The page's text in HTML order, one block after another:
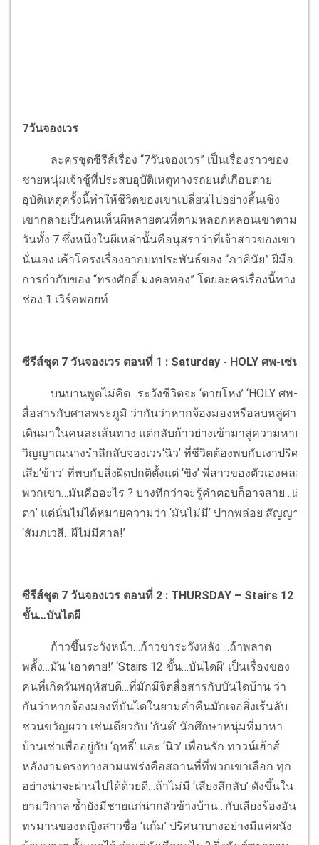
7วันจองเวร
ละครชุดซีรีส์เรื่อง “7วันจองเวร” เป็นเรื่องราวของ
ชายหนุ่มเจ้าชู้ที่ประสบอุบัติเหตุทางรถยนต์เกือบตาย
อุบัติเหตุครั้งนี้ทำให้ชีวิตของเขาเปลี่ยนไปอย่างสิ้นเชิง
เขากลายเป็นคนเห็นผีหลายตนที่ตามหลอกหลอนเขาตาม
วันทั้ง 7 ซึ่งหนึ่งในผีเหล่านั้นคือนุสราว่าที่เจ้าสาวของเขา
นั่นเอง เค้าโครงเรื่องจากบทประพันธ์ของ “ภาคินัย” ฝีมือ
การกำกับของ “ทรงศักดิ์ มงคลทอง” โดยละครเรื่องนี้ทาง
ช่อง 1 เวิร์คพอยท์
ซีรีส์ชุด 7 วันจองเวร ตอนที่ 1 : Saturday - HOLY ศพ-เซ่น-ศ
บนบานพูดไม่คิด…ระวังชีวิตจะ ‘ตายโหง’ ‘HOLY ศพ-เซ่น
สื่อสารกับศาลพระภูมิ ว่ากันว่าหากจ้องมองหรือลบหลู่ศาลพ
เดินมาในคนละเส้นทาง แต่กลับก้าวย่างเข้ามาสู่ความหายนะ
วิญญาณนางรำลึกลับจองเวร‘นิว’ ที่ชีวิตต้องพบกับเงาปริศน
เสีย‘ข้าว’ ที่พบกับสิ่งผิดปกติตั้งแต่ ‘ขิง’ พี่สาวของตัวเองคล
พวกเขา…มันคืออะไร ? บางทีกว่าจะรู้คำตอบก็อาจสาย…เกิน
ตา’ แต่นั่นไม่ได้หมายความว่า ‘มันไม่มี’ ปากพล่อย สัญญา ล
‘สัมภเวสี…ผีไม่มีศาล!’
ซีรีส์ชุด 7 วันจองเวร ตอนที่ 2 : THURSDAY – Stairs 12
ขั้น…บันไดผี
ก้าวขึ้นระวังหน้า…ก้าวขาระวังหลัง….ถ้าพลาด
พลั้ง…มัน ‘เอาตาย!’ ‘Stairs 12 ขั้น…บันไดผี’ เป็นเรื่องของ
คนที่เกิดวันพฤหัสบดี…ที่มักมีจิตสื่อสารกับบันไดบ้าน ว่า
กันว่าหากจ้องมองที่บันไดในยามค่ำคืนมักเจอสิ่งเร้นลับ
ชวนขวัญผวา เช่นเดียวกับ ‘กันต์’ นักศึกษาหนุ่มที่มาหา
บ้านเช่าเพื่ออยู่กับ ‘ฤทธิ์’ และ ‘นิว’ เพื่อนรัก ทาวน์เฮ้าส์
หลังงามตรงทางสามแพร่งคือสถานที่ที่พวกเขาเลือก ทุก
อย่างน่าจะผ่านไปได้ด้วยดี…ถ้าไม่มี ‘เสียงลึกลับ’ ดังขึ้นใน
ยามวิกาล ซ้ำยังมีชายแก่น่ากลัวข้างบ้าน…กับเสียงร้องอัน
ทรมานของหญิงสาวชื่อ ‘แก้ม’ ปริศนาบางอย่างมีแค่ผนัง